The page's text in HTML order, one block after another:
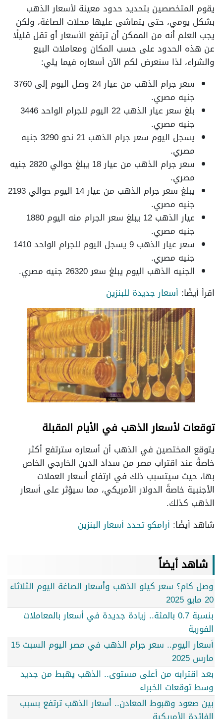
يقوم المتخصصين بتحديد حدود معينة لأسعار الذهب
بشكل يومي، حتى يتماشى عليها محلات الصاغة، ولكن
يجب العلم أنه من الممكن أن ترتفع الأسعار أو تقل قليلًا
عن هذه الحدود على حسب المكان ومعاملات البيع
والشراء، لذا سنعرض لكم الآن أسعاره فيما يلي:
سعر جرام الذهب من عيار 24 وصل اليوم إلى 3760
جنيه مصري.
بلغ سعر عيار الذهب 22 اليوم للجرام الواحد 3446
جنيه مصري.
يسجل اليوم سعر جرام الذهب 21 نحو 3290 جنيه
مصري.
سعر جرام الذهب من عيار 18 يبلغ حوالي 2820 جنيه
مصري.
يبلغ سعر جرام الذهب من عيار 14 اليوم حوالي 2193
جنيه مصري.
عيار الذهب 12 يبلغ سعر الجرام منه اليوم 1880
جنيه مصري.
سعر عيار الذهب 9 يسجل اليوم للجرام الواحد 1410
جنيه مصري.
الجنيه الذهب اليوم يبلغ سعر 26320 جنيه مصري.
اقرأ أيضًا: أسعار جديدة للبنزين
توقعات لأسعار الذهب في الأيام المقبلة
يتوقع المختصين في الذهب أن أسعاره سترتفع أكثر
خاصةً عند اقتراب مصر من سداد الدين الخارجي الخاص
بها، حيث سيتسبب ذلك في ارتفاع أسعار العملات
الأجنبية خاصةً الدولار الأمريكي، مما سيؤثر على أسعار
الذهب كذلك.
شاهد أيضًا: أرامكو تحدد أسعار البنزين
شاهد أيضاً
وصل كام؟ سعر كيلو الذهب وأسعار الصاغة اليوم الثلاثاء
20 مايو 2025
بنسبة 0.7 بالمئة.. زيادة جديدة في أسعار بالمعاملات
الفورية
أسعار اليوم.. سعر جرام الذهب في مصر اليوم السبت 15
مارس 2025
بعد اقترابه من أعلى مستوى.. الذهب يهبط من جديد
وسط توقعات الخبراء
بين صعود وهبوط المعادن.. أسعار الذهب ترتفع بسبب